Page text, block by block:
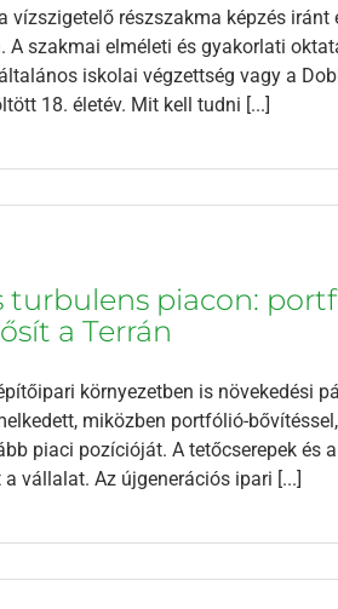
vízszigetelő részszakma képzés
A szakmai elméleti és gyakorlati
iskolai végzettség vagy a
18. életév. Mit kell tudni [...]
turbulens piacon:
a Terrán
környezetben is növekedési
miközben portfólió-
piaci pozícióját. A tetőcserepek és
vállalat. Az újgenerációs ipari [...]